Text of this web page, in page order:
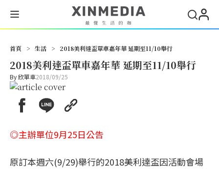
首頁 > 生活 > 2018美利達盃單車嘉年華 延期至11/10舉行
2018美利達盃單車嘉年華 延期至11/10舉行
By欣單車2018/09/25
◎主辦單位9月25日公告
原訂本週六(9/29)舉行的2018美利達盃因活動會場